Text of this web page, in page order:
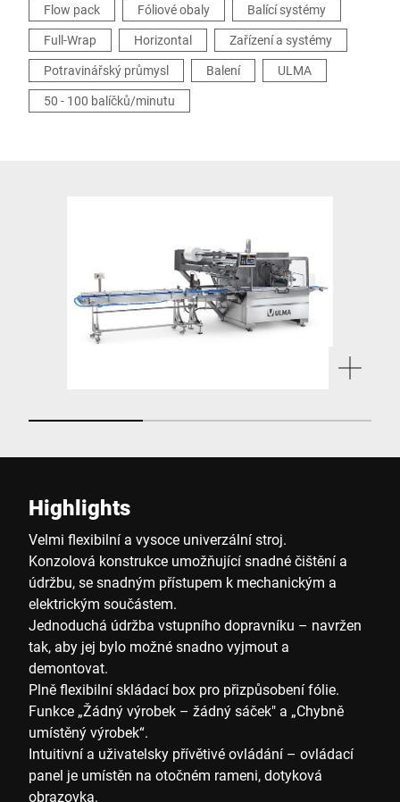
Flow pack Fóliové obaly
Balící systémy
Full-Wrap
Horizontal
Zařízení a systémy
Potravinářský průmysl
Balení
ULMA
50 - 100 balíčků/minutu
Highlights
Velmi flexibilní a vysoce univerzální stroj.
Konzolová konstrukce umožňující snadné čištění a
údržbu, se snadným přístupem k mechanickým a
elektrickým součástem.
Jednoduchá údržba vstupního dopravníku – navržen
tak, aby jej bylo možné snadno vyjmout a
demontovat.
Plně flexibilní skládací box pro přizpůsobení fólie.
Funkce „Žádný výrobek – žádný sáček" a „Chybně
umístěný výrobek“.
Intuitivní a uživatelsky přívětivé ovládání – ovládací
panel je umístěn na otočném rameni, dotyková
obrazovka.